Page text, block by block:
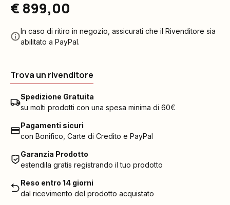
€ 899,00
In caso di ritiro in negozio, assicurati che il Rivenditore sia
abilitato a PayPal.
Trova un rivenditore
Spedizione Gratuita
su molti prodotti con una spesa minima di 60€
Pagamenti sicuri
con Bonifico, Carte di Credito e PayPal
Garanzia Prodotto
estendila gratis registrando il tuo prodotto
Reso entro 14 giorni
dal ricevimento del prodotto acquistato